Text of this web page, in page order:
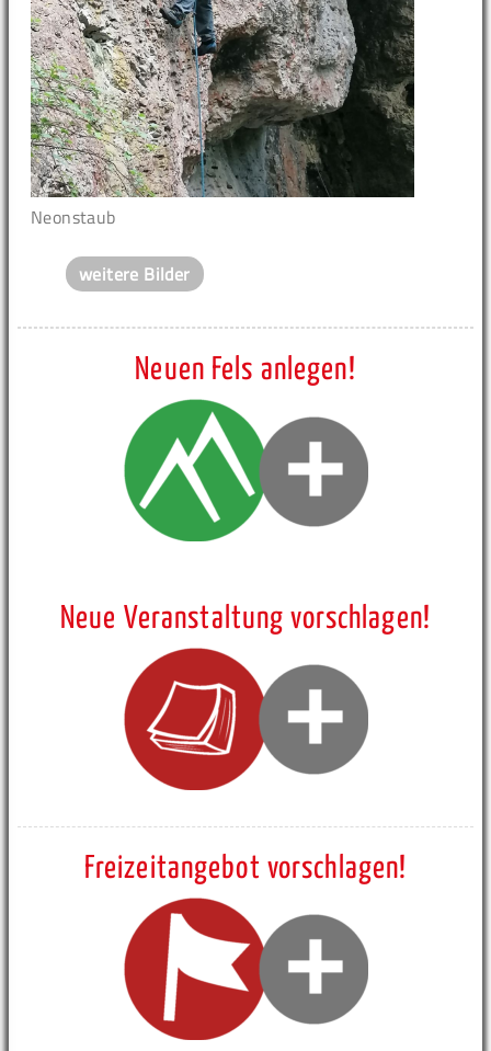
Neonstaub
weitere Bilder
Neuen Fels anlegen!
Neue Veranstaltung vorschlagen!
Freizeitangebot vorschlagen!